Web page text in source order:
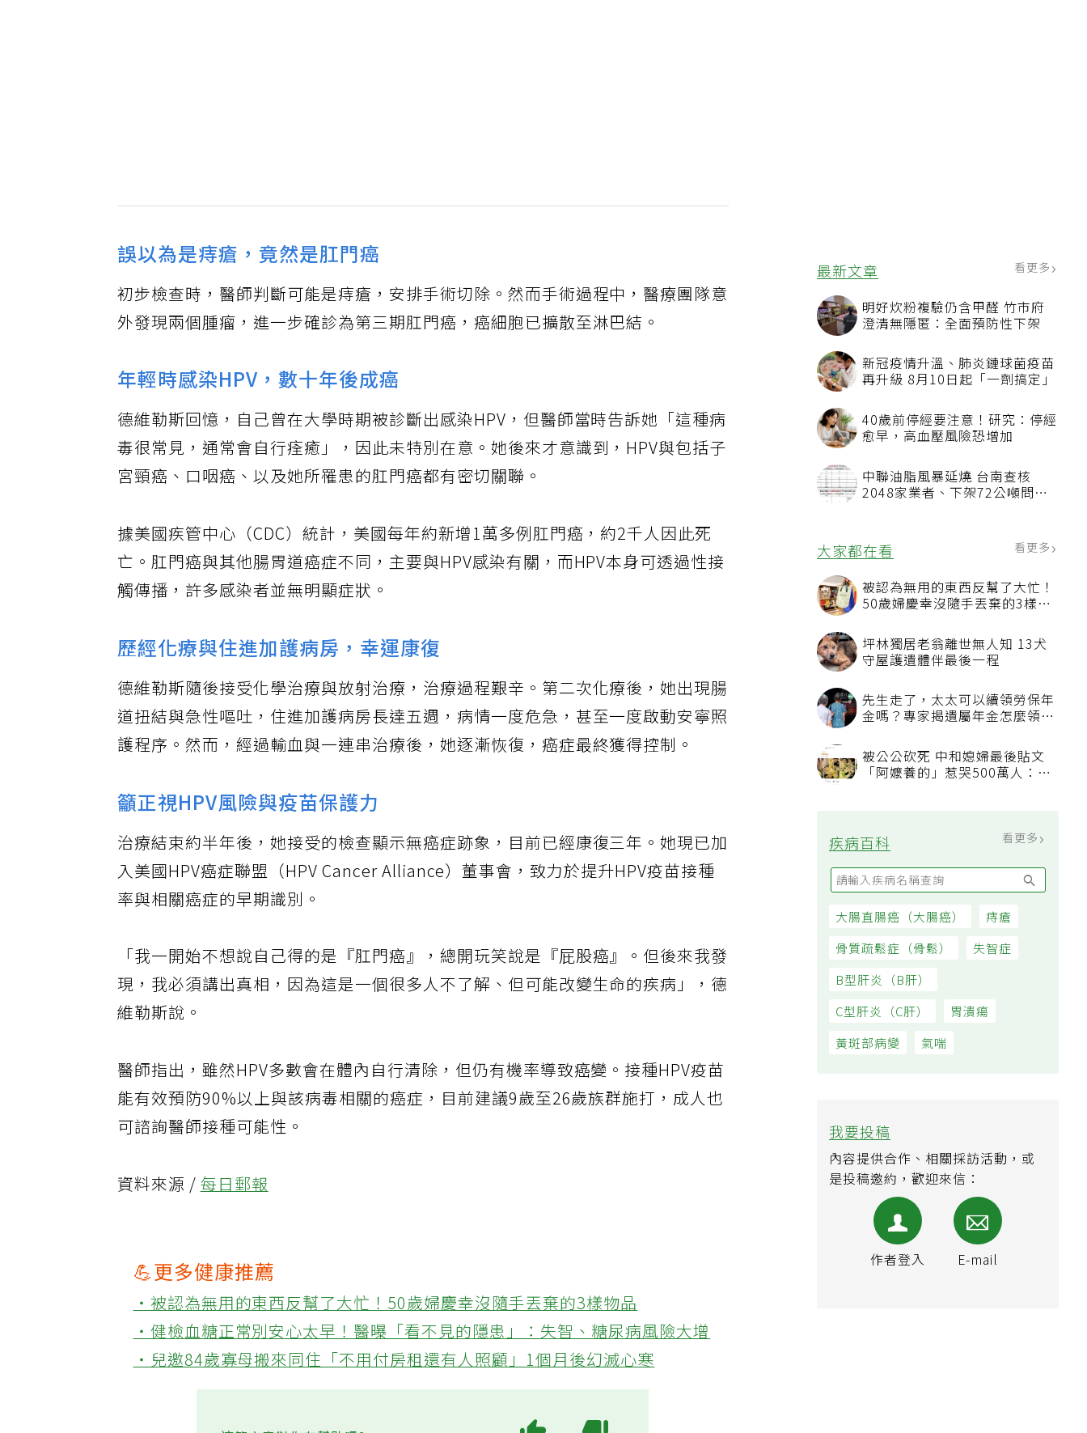
最新文章 看更多
明好炊粉複驗仍含甲醛 竹市府
澄清無隱匿：全面預防性下架
新冠疫情升溫、肺炎鏈球菌疫苗
再升級 8月10日起「一劑搞定」
40歲前停經要注意！研究：停經
愈早，高血壓風險恐增加
中聯油脂風暴延燒 台南查核
2048家業者、下架72公噸問題
大家都在看 看更多
被認為無用的東西反幫了大忙！
50歲婦慶幸沒隨手丟棄的3樣物
坪林獨居老翁離世無人知 13犬
守屋護遺體伴最後一程
先生走了，太太可以續領勞保年
金嗎？專家揭遺屬年金怎麼領，
被公公砍死 中和媳婦最後貼文
「阿嬤養的」惹哭500萬人：下
疾病百科
大腸直腸癌（大腸癌）
痔瘡
骨質疏鬆症（骨鬆）
失智症
B型肝炎（B肝）
C型肝炎（C肝）
黃斑部病變
我要投稿
內容提供合作、相關採訪活動，或
是投稿邀約，歡迎來信：
誤以為是痔瘡，竟然是肛門癌
初步檢查時，醫師判斷可能是痔瘡，安排手術切除。然而手術過程中，醫療團隊意
外發現兩個腫瘤，進一步確診為第三期肛門癌，癌細胞已擴散至淋巴結。
年輕時感染HPV，數十年後成癌
德維勒斯回憶，自己曾在大學時期被診斷出感染HPV，但醫師當時告訴她「這種病
毒很常見，通常會自行痊癒」，因此未特別在意。她後來才意識到，HPV與包括子
宮頸癌、口咽癌、以及她所罹患的肛門癌都有密切關聯。
據美國疾管中心（CDC）統計，美國每年約新增1萬多例肛門癌，約2千人因此死
亡。肛門癌與其他腸胃道癌症不同，主要與HPV感染有關，而HPV本身可透過性接
觸傳播，許多感染者並無明顯症狀。
歷經化療與住進加護病房，幸運康復
德維勒斯隨後接受化學治療與放射治療，治療過程艱辛。第二次化療後，她出現腸
道扭結與急性嘔吐，住進加護病房長達五週，病情一度危急，甚至一度啟動安寧照
護程序。然而，經過輸血與一連串治療後，她逐漸恢復，癌症最終獲得控制。
籲正視HPV風險與疫苗保護力
治療結束約半年後，她接受的檢查顯示無癌症跡象，目前已經康復三年。她現已加
入美國HPV癌症聯盟（HPV Cancer Alliance）董事會，致力於提升HPV疫苗接種
率與相關癌症的早期識別。
「我一開始不想說自己得的是『肛門癌』，總開玩笑說是『屁股癌』。但後來我發
現，我必須講出真相，因為這是一個很多人不了解、但可能改變生命的疾病」，德
維勒斯說。
醫師指出，雖然HPV多數會在體內自行清除，但仍有機率導致癌變。接種HPV疫苗
能有效預防90%以上與該病毒相關的癌症，目前建議9歲至26歲族群施打，成人也
可諮詢醫師接種可能性。
資料來源 /每日郵報
💪更多健康推薦
‧被認為無用的東西反幫了大忙！50歲婦慶幸沒隨手丟棄的3樣物品
‧健檢血糖正常別安心太早！醫曝「看不見的隱患」：失智、糖尿病風險大增
‧兒邀84歲寡母搬來同住「不用付房租還有人照顧」1個月後幻滅心寒